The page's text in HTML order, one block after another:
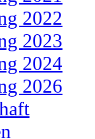
2022
2023
2024
2026